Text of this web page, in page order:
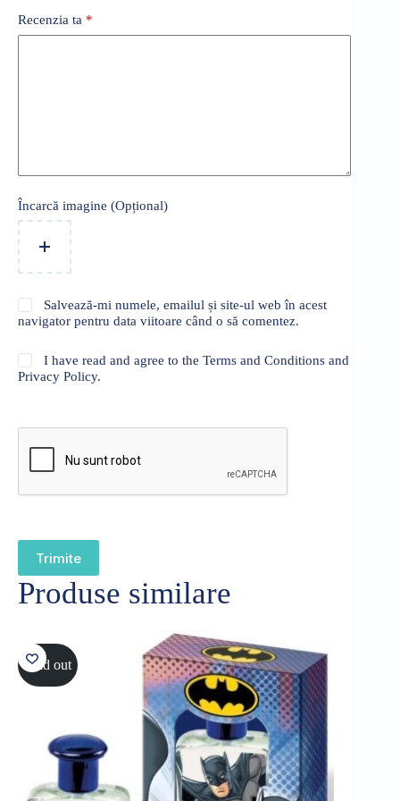
Recenzia ta *
Încarcă imagine (Opțional)
Salvează-mi numele, emailul și site-ul web în acest
navigator pentru data viitoare când o să comentez.
I have read and agree to the Terms and Conditions and
Privacy Policy.
Trimite
Produse similare
Sold out